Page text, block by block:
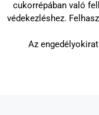
cukorrépában való
védekezléshez.
Az